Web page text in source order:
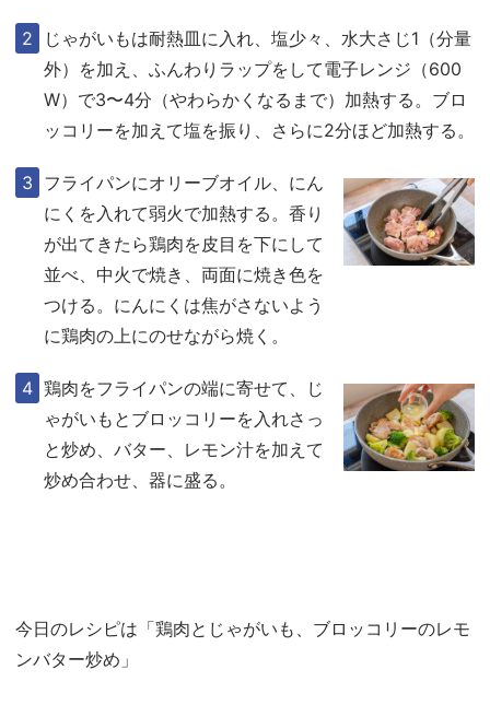
じゃがいもは耐熱皿に入れ、塩少々、水大さじ1（分量
外）を加え、ふんわりラップをして電子レンジ（600
W）で3〜4分（やわらかくなるまで）加熱する。ブロ
ッコリーを加えて塩を振り、さらに2分ほど加熱する。
フライパンにオリーブオイル、にん
にくを入れて弱火で加熱する。香り
が出てきたら鶏肉を皮目を下にして
並べ、中火で焼き、両面に焼き色を
つける。にんにくは焦がさないよう
に鶏肉の上にのせながら焼く。
鶏肉をフライパンの端に寄せて、じ
ゃがいもとブロッコリーを入れさっ
と炒め、バター、レモン汁を加えて
炒め合わせ、器に盛る。
今日のレシピは「鶏肉とじゃがいも、ブロッコリーのレモ
ンバター炒め」